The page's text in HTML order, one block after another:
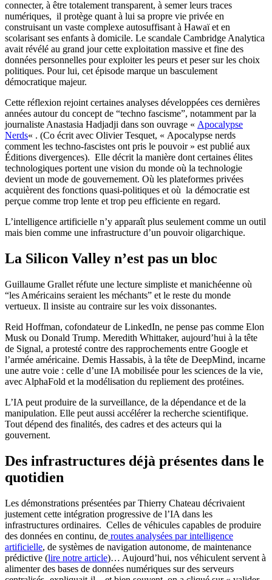
connecter, à être totalement transparent, à semer leurs traces
numériques, il protège quant à lui sa propre vie privée en
construisant un vaste complexe autosuffisant à Hawaï et en
scolarisant ses enfants à domicile. Le scandale Cambridge Analytica
avait révélé au grand jour cette exploitation massive et fine des
données personnelles pour exploiter les peurs et peser sur les choix
politiques. Pour lui, cet épisode marque un basculement
démocratique majeur.
Cette réflexion rejoint certaines analyses développées ces dernières
années autour du concept de “techno fascisme”, notamment par la
journaliste Anastasia Hadjadji dans son ouvrage « Apocalypse
Nerds« . (Co écrit avec Olivier Tesquet, « Apocalypse nerds
comment les techno-fascistes ont pris le pouvoir » est publié aux
Éditions divergences). Elle décrit la manière dont certaines élites
technologiques portent une vision du monde où la technologie
devient un mode de gouvernement. Où les plateformes privées
acquièrent des fonctions quasi-politiques et où la démocratie est
perçue comme trop lente et trop peu efficiente en regard.
L’intelligence artificielle n’y apparaît plus seulement comme un outil
mais bien comme une infrastructure d’un pouvoir oligarchique.
La Silicon Valley n’est pas un bloc
Guillaume Grallet réfute une lecture simpliste et manichéenne où
“les Américains seraient les méchants” et le reste du monde
vertueux. Il insiste au contraire sur les voix dissonantes.
Reid Hoffman, cofondateur de LinkedIn, ne pense pas comme Elon
Musk ou Donald Trump. Meredith Whittaker, aujourd’hui à la tête
de Signal, a protesté contre des rapprochements entre Google et
l’armée américaine. Demis Hassabis, à la tête de DeepMind, incarne
une autre voie : celle d’une IA mobilisée pour les sciences de la vie,
avec AlphaFold et la modélisation du repliement des protéines.
L’IA peut produire de la surveillance, de la dépendance et de la
manipulation. Elle peut aussi accélérer la recherche scientifique.
Tout dépend des finalités, des cadres et des acteurs qui la
gouvernent.
Des infrastructures déjà présentes dans le
quotidien
Les démonstrations présentées par Thierry Chateau décrivaient
justement cette intégration progressive de l’IA dans les
infrastructures ordinaires. Celles de véhicules capables de produire
des données en continu, de routes analysées par intelligence
artificielle, de systèmes de navigation autonome, de maintenance
prédictive (lire notre article)… Aujourd’hui, nos véhiculent servent à
alimenter des bases de données numériques sur des serveurs